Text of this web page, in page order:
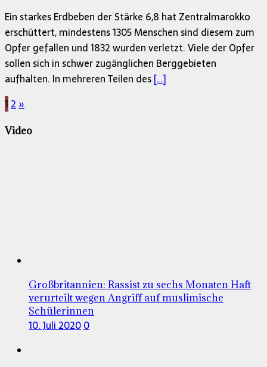
Ein starkes Erdbeben der Stärke 6,8 hat Zentralmarokko
erschüttert, mindestens 1305 Menschen sind diesem zum
Opfer gefallen und 1832 wurden verletzt. Viele der Opfer
sollen sich in schwer zugänglichen Berggebieten
aufhalten. In mehreren Teilen des[…]
Seitennummerierung
der
1 2 »
Video
Großbritannien: Rassist zu sechs Monaten Haft
verurteilt wegen Angriff auf muslimische
Schülerinnen
10. Juli 20200